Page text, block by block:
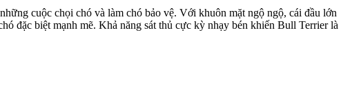
cuộc chọi chó và làm chó bảo vệ. Với khuôn mặt ngộ ngộ, cái đầu lớn
đặc biệt mạnh mẽ. Khả năng sát thủ cực kỳ nhạy bén khiến Bull Terrier là